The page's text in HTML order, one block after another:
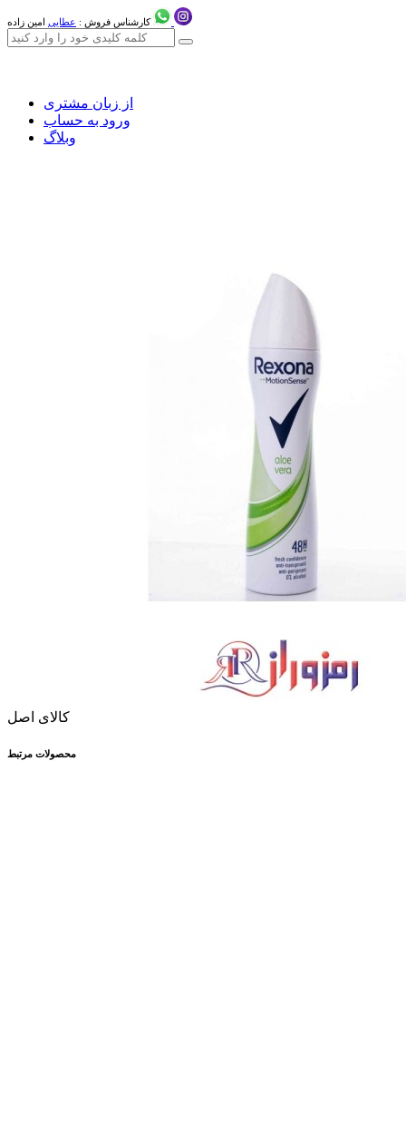
کارشناس فروش : عطایی امین زاده
از زبان مشتری
ورود به حساب
وبلاگ
کالای اصل
محصولات مرتبط